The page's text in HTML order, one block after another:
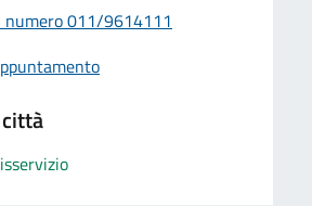
numero 011/9614111